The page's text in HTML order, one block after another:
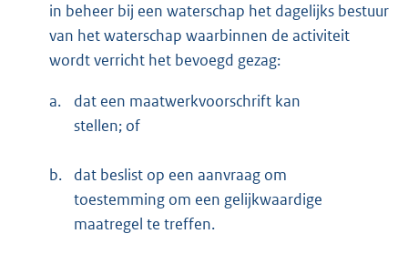
in beheer bij een waterschap het dagelijks bestuur
van het waterschap waarbinnen de activiteit
wordt verricht het bevoegd gezag:
a.
dat een maatwerkvoorschrift kan
stellen; of
b.
dat beslist op een aanvraag om
toestemming om een gelijkwaardige
maatregel te treffen.